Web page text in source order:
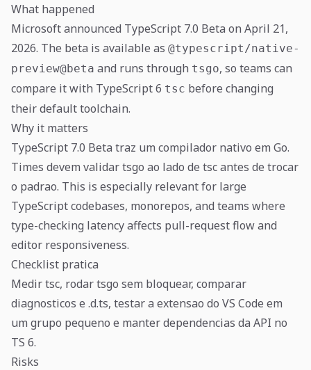
What happened
Microsoft announced TypeScript 7.0 Beta on April 21,
2026. The beta is available as @typescript/native-
preview@beta and runs through tsgo, so teams can
compare it with TypeScript 6 tsc before changing
their default toolchain.
Why it matters
TypeScript 7.0 Beta traz um compilador nativo em Go.
Times devem validar tsgo ao lado de tsc antes de trocar
o padrao. This is especially relevant for large
TypeScript codebases, monorepos, and teams where
type-checking latency affects pull-request flow and
editor responsiveness.
Checklist pratica
Medir tsc, rodar tsgo sem bloquear, comparar
diagnosticos e .d.ts, testar a extensao do VS Code em
um grupo pequeno e manter dependencias da API no
TS 6.
Risks